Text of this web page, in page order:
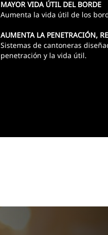
MAYOR VIDA ÚTIL DEL BORDE
Aumenta la vida útil de los
AUMENTA LA PENETRACIÓN,
Sistemas de cantoneras
penetración y la vida útil.